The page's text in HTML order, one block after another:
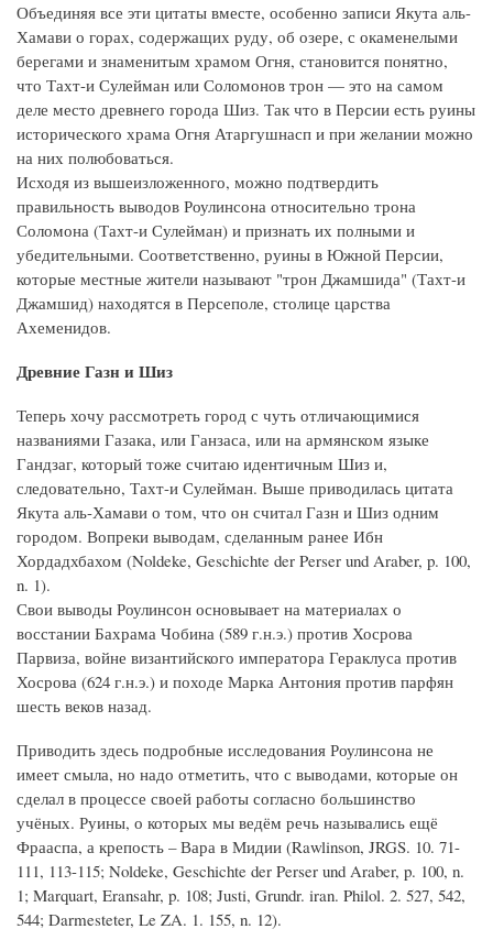
Объединяя все эти цитаты вместе, особенно записи Якута аль-
Хамави о горах, содержащих руду, об озере, с окаменелыми
берегами и знаменитым храмом Огня, становится понятно,
что Тахт-и Сулейман или Соломонов трон — это на самом
деле место древнего города Шиз. Так что в Персии есть руины
исторического храма Огня Атаргушнасп и при желании можно
на них полюбоваться.
Исходя из вышеизложенного, можно подтвердить
правильность выводов Роулинсона относительно трона
Соломона (Тахт-и Сулейман) и признать их полными и
убедительными. Соответственно, руины в Южной Персии,
которые местные жители называют "трон Джамшида" (Тахт-и
Джамшид) находятся в Персеполе, столице царства
Ахеменидов.
Древние Газн и Шиз
Теперь хочу рассмотреть город с чуть отличающимися
названиями Газака, или Ганзаса, или на армянском языке
Гандзаг, который тоже считаю идентичным Шиз и,
следовательно, Тахт-и Сулейман. Выше приводилась цитата
Якута аль-Хамави о том, что он считал Газн и Шиз одним
городом. Вопреки выводам, сделанным ранее Ибн
Хордадхбахом (Noldeke, Geschichte der Perser und Araber, p. 100,
n. 1).
Свои выводы Роулинсон основывает на материалах о
восстании Бахрама Чобина (589 г.н.э.) против Хосрова
Парвиза, войне византийского императора Гераклуса против
Хосрова (624 г.н.э.) и походе Марка Антония против парфян
шесть веков назад.
Приводить здесь подробные исследования Роулинсона не
имеет смыла, но надо отметить, что с выводами, которые он
сделал в процессе своей работы согласно большинство
учёных. Руины, о которых мы ведём речь назывались ещё
Фрааспа, а крепость – Вара в Мидии (Rawlinson, JRGS. 10. 71-
111, 113-115; Noldeke, Geschichte der Perser und Araber, p. 100, n.
1; Marquart, Eransahr, p. 108; Justi, Grundr. iran. Philol. 2. 527, 542,
544; Darmesteter, Le ZA. 1. 155, n. 12).